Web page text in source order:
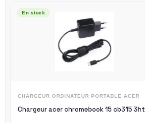
En stock
CHARGEUR ORDINATEUR PORTABLE ACER
Chargeur acer chromebook 15 cb315 3ht